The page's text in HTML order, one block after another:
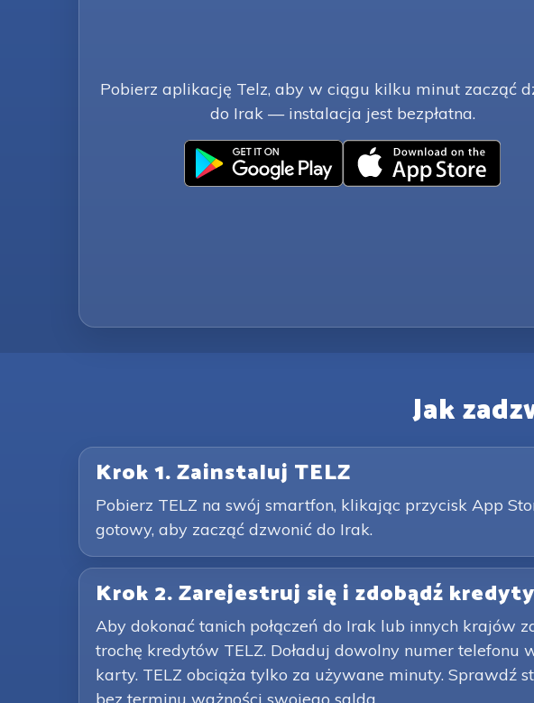
Pobierz aplikację Telz, aby w ciągu kilku minut zacząć
do Irak — instalacja jest bezpłatna.
Jak
Krok 1. Zainstaluj TELZ
Pobierz TELZ na swój smartfon, klikając przycisk App
gotowy, aby zacząć dzwonić do Irak.
Krok 2. Zarejestruj się i zdobądź kredyty
Aby dokonać tanich połączeń do Irak lub innych krajów
trochę kredytów TELZ. Doładuj dowolny numer
karty. TELZ obciąża tylko za używane minuty. Sprawdź